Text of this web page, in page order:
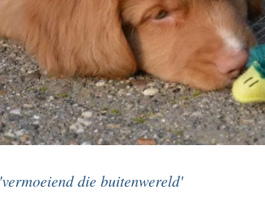
'vermoeiend die buitenwereld'